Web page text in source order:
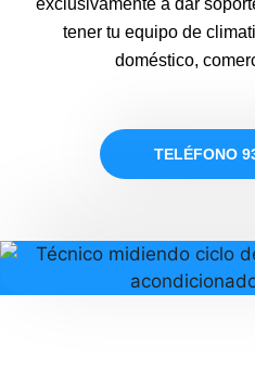
exclusivamente a dar
tener tu equipo de
doméstico,
TELÉFONO